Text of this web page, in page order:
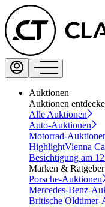
Auktionen
Auktionen
Alle Auktionen
Auto-Auktionen
Motorrad-
HighlightVienna
Besichtigung am
Marken & Ratgeber
Porsche-Auktionen
Mercedes-Benz-
Britische Oldtimer-